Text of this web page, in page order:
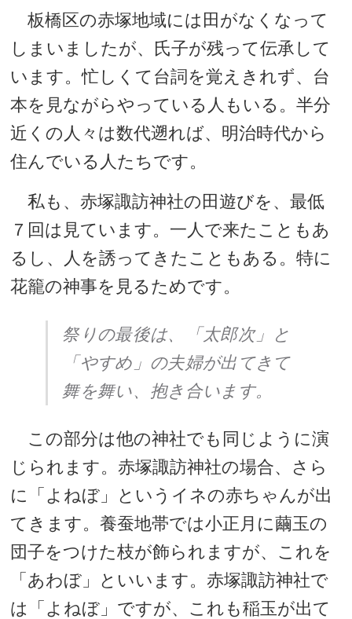
板橋区の赤塚地域には田がなくなって
しまいましたが、氏子が残って伝承して
います。忙しくて台詞を覚えきれず、台
本を見ながらやっている人もいる。半分
近くの人々は数代遡れば、明治時代から
住んでいる人たちです。
私も、赤塚諏訪神社の田遊びを、最低
７回は見ています。一人で来たこともあ
るし、人を誘ってきたこともある。特に
花籠の神事を見るためです。
祭りの最後は、「太郎次」と
「やすめ」の夫婦が出てきて
舞を舞い、抱き合います。
この部分は他の神社でも同じように演
じられます。赤塚諏訪神社の場合、さら
に「よねぼ」というイネの赤ちゃんが出
てきます。養蚕地帯では小正月に繭玉の
団子をつけた枝が飾られますが、これを
「あわぼ」といいます。赤塚諏訪神社で
は「よねぼ」ですが、これも稲玉が出て